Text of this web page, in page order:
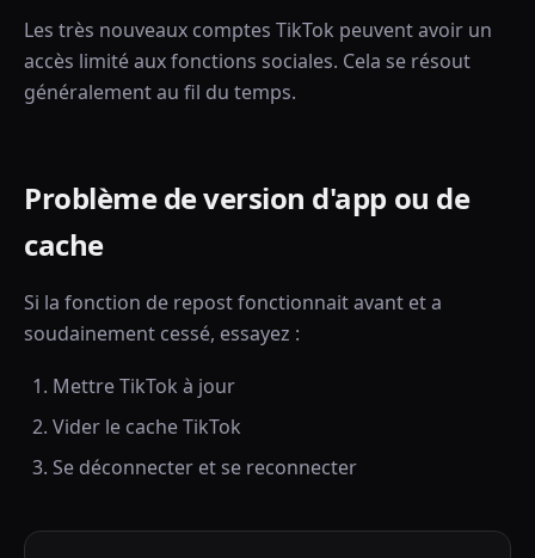
Les très nouveaux comptes TikTok peuvent avoir un
accès limité aux fonctions sociales. Cela se résout
généralement au fil du temps.
Problème de version d'app ou de
cache
Si la fonction de repost fonctionnait avant et a
soudainement cessé, essayez :
Mettre TikTok à jour
Vider le cache TikTok
Se déconnecter et se reconnecter